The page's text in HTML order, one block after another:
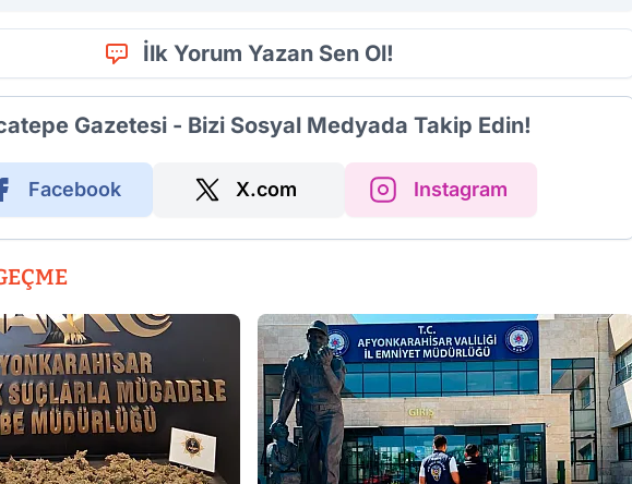
İlk Yorum Yazan Sen Ol!
Gazetesi - Bizi Sosyal Medyada Takip Edin!
Facebook X.com Instagram